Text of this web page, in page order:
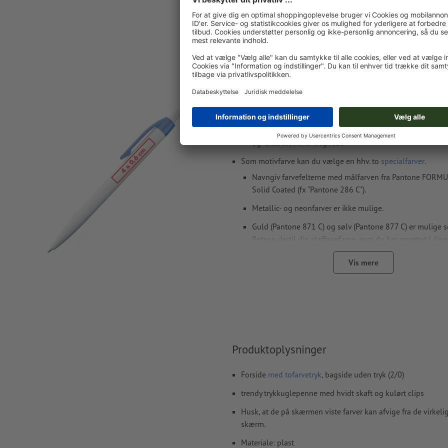
Opret tilbud Tilføj til indkøbskurv
Vægt: ca. 4 kg
Oplysninger vedr. trykfiler Kuglepen Kanata
Dataformat(inkl. 0 mm tryk til kant): 4 x 0,6 cm
Den trykklare PDF må kun indeholde vektorer; JPEG-
og -skabeloner er uegnede
Som motivfarve kan du vælge en hhv. to specialfarver.
Navngiv farvefelterne med målfarven fra Pantone
Solid Coated (fx "Pantone 286 C").
Metallic- og neonfarver er ikke mulige.
Guld (Pantone 871 C) og sølv (Pantone 877 C) er mulige
Betegn dertil din staffagefarve, som du har oprettet i dine
trykkes med hvid farve
kan det ske, at
Vi kontrollerer ikke forstavefejl og/eller typografiske fejl
Hvordan opretter jeg udskriftsdata korrekt?
Vis mere
Produktoplysninger
Forside med tofarvetryk, bagside uden tryk (2/0)
trendy trykkuglepenne med hvidt skaft og kulørt clips
Husk, at de på skærmen viste farver kan afvige fra de
skærm.
Materiale: plast